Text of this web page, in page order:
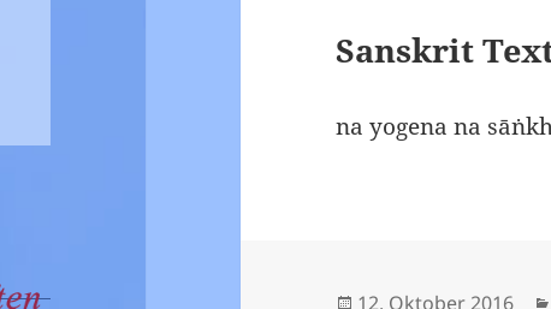
Sanskrit
na yogena na
Veröffentlicht
12. Oktober 2016